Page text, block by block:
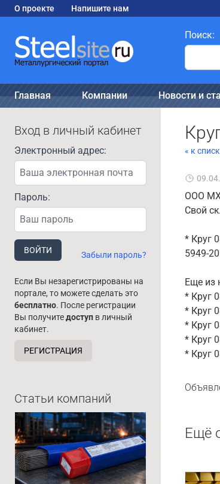
О проекте Напишите нам
Поиск:
Главная Компании Новости и
Вход в личный кабинет
Электронный адрес:
Пароль:
ВОЙТИ Забыли пароль?
Если Вы незарегистрированы на
портале, то можете сделать это
бесплатно. После регистрации
Вы получитедоступ в личный
кабинет.
РЕГИСТРАЦИЯ
Статьи компаний
« к
ООО МХ
Свой
* Круг
5949-
Еще из
* Круг
* Круг
* Круг
* Круг
* Круг
Ещё